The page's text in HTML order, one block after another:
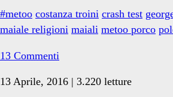
la
polizia
e
vetro
#metoo costanza troini crash test
maiale religioni maiali metoo porco
13 Commenti
13 Aprile, 2016 | 3.220 letture